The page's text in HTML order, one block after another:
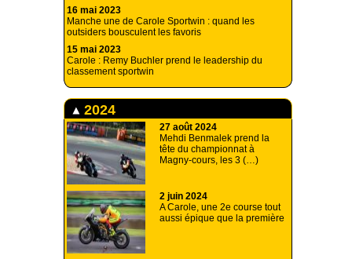
16 mai 2023
Manche une de Carole Sportwin : quand les
outsiders bousculent les favoris
15 mai 2023
Carole : Remy Buchler prend le leadership du
classement sportwin
2024
27 août 2024
Mehdi Benmalek prend la
tête du championnat à
Magny-cours, les 3 (…)
2 juin 2024
A Carole, une 2e course tout
aussi épique que la première